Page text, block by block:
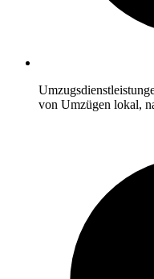
von Umzügen lokal,